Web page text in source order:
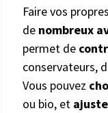
Faire vos
de nombreux
permet de
conservateurs,
Vous pouvez
ou bio, et